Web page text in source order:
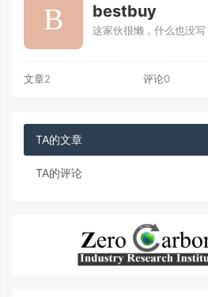
bestbuy
这家伙很懒，什么也没写
文章2 评论0
TA的文章
TA的评论